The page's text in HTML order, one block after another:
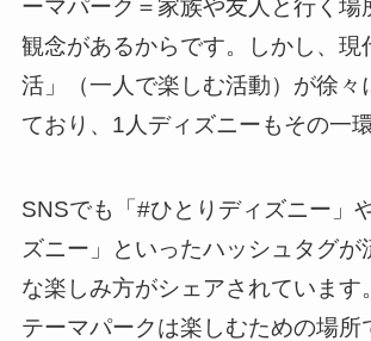
ーマパーク＝家族や友人と行く場
観念があるからです。しかし、現
活」（一人で楽しむ活動）が徐々
ており、1人ディズニーもその一環
SNSでも「#ひとりディズニー」
ズニー」といったハッシュタグが
な楽しみ方がシェアされています
テーマパークは楽しむための場所